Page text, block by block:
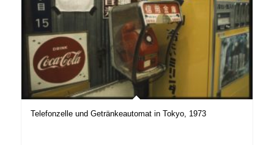
Telefonzelle und Getränkeautomat in Tokyo, 1973